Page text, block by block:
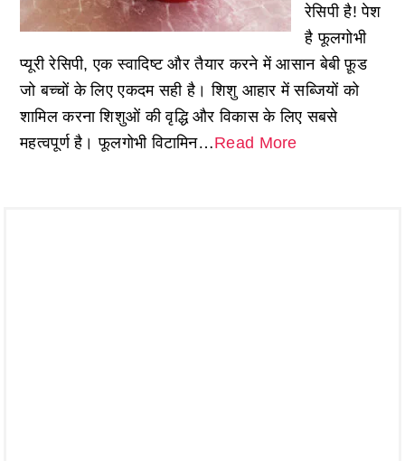
रेसिपी है! पेश
है फूलगोभी
प्यूरी रेसिपी, एक स्वादिष्ट और तैयार करने में आसान बेबी फ़ूड
जो बच्चों के लिए एकदम सही है। शिशु आहार में सब्जियों को
शामिल करना शिशुओं की वृद्धि और विकास के लिए सबसे
महत्वपूर्ण है। फूलगोभी विटामिन…Read More